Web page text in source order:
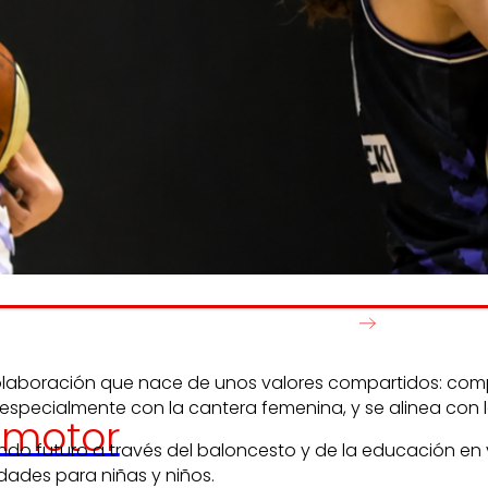
de las
que nace de unos valores compartidos:
con la cantera femenina, y se alinea
futuro a través del baloncesto y de la educación
para niñas y niños.